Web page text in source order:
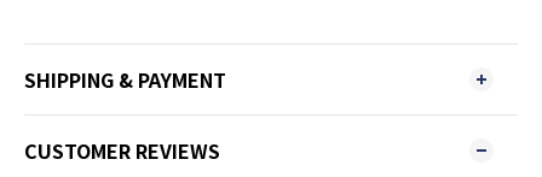
SHIPPING & PAYMENT
CUSTOMER REVIEWS